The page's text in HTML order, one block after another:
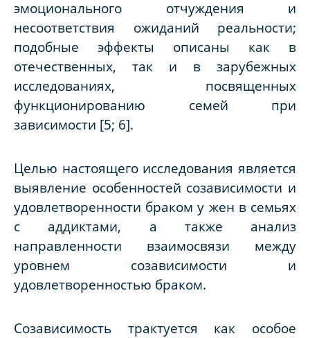
эмоционального отчуждения и
несоответствия ожиданий реальности;
подобные эффекты описаны как в
отечественных, так и в зарубежных
исследованиях, посвященных
функционированию семей при
зависимости [5; 6].
Целью настоящего исследования является
выявление особенностей созависимости и
удовлетворенности браком у жен в семьях
с аддиктами, а также анализ
направленности взаимосвязи между
уровнем созависимости и
удовлетворенностью браком.
Созависимость трактуется как особое